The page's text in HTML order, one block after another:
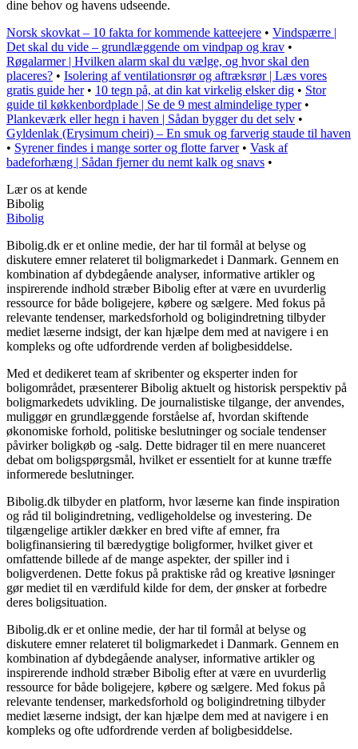
dine behov og havens udseende.
Norsk skovkat – 10 fakta for kommende katteejere • Vindspærre |
Det skal du vide – grundlæggende om vindpap og krav •
Røgalarmer | Hvilken alarm skal du vælge, og hvor skal den
placeres? • Isolering af ventilationsrør og aftræksrør | Læs vores
gratis guide her• 10 tegn på, at din kat virkelig elsker dig • Stor
guide til køkkenbordplade | Se de 9 mest almindelige typer•
Plankeværk eller hegn i haven | Sådan bygger du det selv •
Gyldenlak (Erysimum cheiri) – En smuk og farverig staude til haven
• Syrener findes i mange sorter og flotte farver• Vask af
badeforhæng | Sådan fjerner du nemt kalk og snavs •
Lær os at kende
Bibolig
Bibolig
Bibolig.dk er et online medie, der har til formål at belyse og
diskutere emner relateret til boligmarkedet i Danmark. Gennem en
kombination af dybdegående analyser, informative artikler og
inspirerende indhold stræber Bibolig efter at være en uvurderlig
ressource for både boligejere, købere og sælgere. Med fokus på
relevante tendenser, markedsforhold og boligindretning tilbyder
mediet læserne indsigt, der kan hjælpe dem med at navigere i en
kompleks og ofte udfordrende verden af boligbesiddelse.
Med et dedikeret team af skribenter og eksperter inden for
boligområdet, præsenterer Bibolig aktuelt og historisk perspektiv på
boligmarkedets udvikling. De journalistiske tilgange, der anvendes,
muliggør en grundlæggende forståelse af, hvordan skiftende
økonomiske forhold, politiske beslutninger og sociale tendenser
påvirker boligkøb og -salg. Dette bidrager til en mere nuanceret
debat om boligspørgsmål, hvilket er essentielt for at kunne træffe
informerede beslutninger.
Bibolig.dk tilbyder en platform, hvor læserne kan finde inspiration
og råd til boligindretning, vedligeholdelse og investering. De
tilgængelige artikler dækker en bred vifte af emner, fra
boligfinansiering til bæredygtige boligformer, hvilket giver et
omfattende billede af de mange aspekter, der spiller ind i
boligverdenen. Dette fokus på praktiske råd og kreative løsninger
gør mediet til en værdifuld kilde for dem, der ønsker at forbedre
deres boligsituation.
Bibolig.dk er et online medie, der har til formål at belyse og
diskutere emner relateret til boligmarkedet i Danmark. Gennem en
kombination af dybdegående analyser, informative artikler og
inspirerende indhold stræber Bibolig efter at være en uvurderlig
ressource for både boligejere, købere og sælgere. Med fokus på
relevante tendenser, markedsforhold og boligindretning tilbyder
mediet læserne indsigt, der kan hjælpe dem med at navigere i en
kompleks og ofte udfordrende verden af boligbesiddelse.